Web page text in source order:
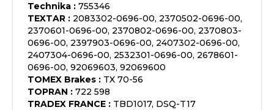
Technika : 755346
TEXTAR : 2083302-0696-00, 2370502-0696-00,
2370601-0696-00, 2370802-0696-00, 2370803-
0696-00, 2397903-0696-00, 2407302-0696-00,
2407304-0696-00, 2532301-0696-00, 2678601-
0696-00, 92069603, 92069600
TOMEX Brakes : TX 70-56
TOPRAN : 722 598
TRADEX FRANCE : TBD1017, DSQ-T17